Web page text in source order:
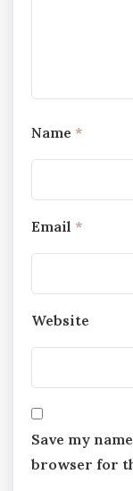
Name *
Email *
Website
Save my
browser for